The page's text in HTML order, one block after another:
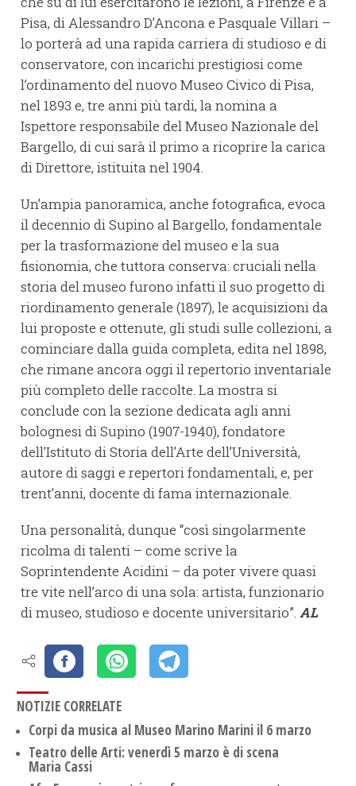
Pisa, di Alessandro D’Ancona e Pasquale Villari –
lo porterà ad una rapida carriera di studioso e di
conservatore, con incarichi prestigiosi come
l’ordinamento del nuovo Museo Civico di Pisa,
nel 1893 e, tre anni più tardi, la nomina a
Ispettore responsabile del Museo Nazionale del
Bargello, di cui sarà il primo a ricoprire la carica
di Direttore, istituita nel 1904.
Un’ampia panoramica, anche fotografica, evoca
il decennio di Supino al Bargello, fondamentale
per la trasformazione del museo e la sua
fisionomia, che tuttora conserva: cruciali nella
storia del museo furono infatti il suo progetto di
riordinamento generale (1897), le acquisizioni da
lui proposte e ottenute, gli studi sulle collezioni, a
cominciare dalla guida completa, edita nel 1898,
che rimane ancora oggi il repertorio inventariale
più completo delle raccolte. La mostra si
conclude con la sezione dedicata agli anni
bolognesi di Supino (1907-1940), fondatore
dell’Istituto di Storia dell’Arte dell’Università,
autore di saggi e repertori fondamentali, e, per
trent’anni, docente di fama internazionale.
Una personalità, dunque “così singolarmente
ricolma di talenti – come scrive la
Soprintendente Acidini – da poter vivere quasi
tre vite nell’arco di una sola: artista, funzionario
di museo, studioso e docente universitario”. AL
NOTIZIE CORRELATE
Corpi da musica al Museo Marino Marini il 6 marzo
Teatro delle Arti: venerdì 5 marzo è di scena
Maria Cassi